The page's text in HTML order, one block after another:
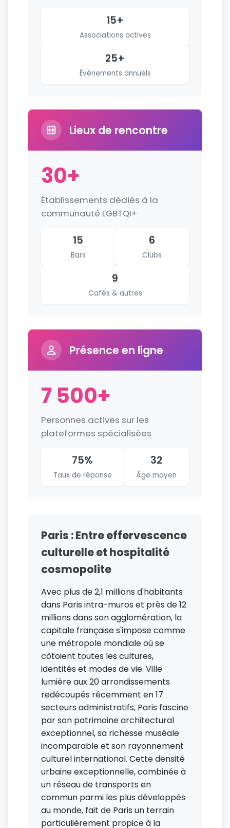
15+
Associations actives
25+
Événements annuels
Lieux de rencontre
30+
Établissements dédiés à la
communauté LGBTQI+
15
Bars
6
Clubs
9
Cafés & autres
Présence en ligne
7 500+
Personnes actives sur les
plateformes spécialisées
75%
Taux de réponse
32
Âge moyen
Paris : Entre effervescence
culturelle et hospitalité
cosmopolite
Avec plus de 2,1 millions d'habitants
dans Paris intra-muros et près de 12
millions dans son agglomération, la
capitale française s'impose comme
une métropole mondiale où se
côtoient toutes les cultures,
identités et modes de vie. Ville
lumière aux 20 arrondissements
redécoupés récemment en 17
secteurs administratifs, Paris fascine
par son patrimoine architectural
exceptionnel, sa richesse muséale
incomparable et son rayonnement
culturel international. Cette densité
urbaine exceptionnelle, combinée à
un réseau de transports en
commun parmi les plus développés
au monde, fait de Paris un terrain
particulièrement propice à la